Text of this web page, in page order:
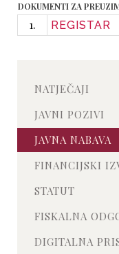
DOKUMENTI ZA
1. REGISTAR
NATJEČAJI
JAVNI POZIVI
JAVNA NABAVA
FINANCIJSKI
STATUT
FISKALNA
DIGITALNA